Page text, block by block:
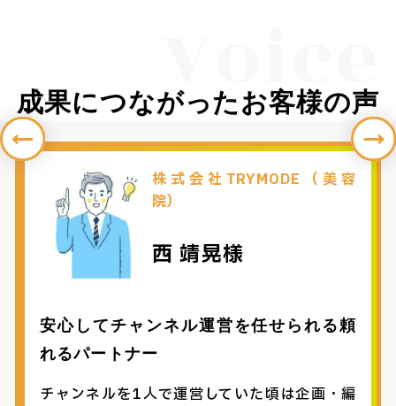
Voice
成果につながったお客様の声
株式会社TRYMODE（美容
院）
西 靖晃様
安心してチャンネル運営を任せられる頼
れるパートナー
チャンネルを1人で運営していた頃は企画・編